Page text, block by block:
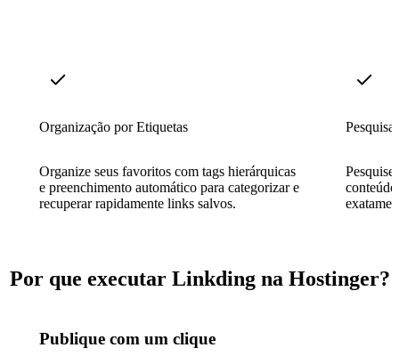
Organização por Etiquetas
Organize seus favoritos com tags hierárquicas
e preenchimento automático para categorizar e
recuperar rapidamente links salvos.
Por que executar Linkding na Hostinger?
Publique com um clique